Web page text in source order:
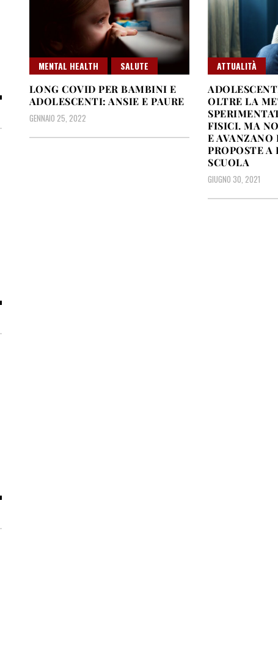
MENTAL HEALTH
SALUTE
LONG COVID PER BAMBINI E
ADOLESCENTI: ANSIE E PAURE
GENNAIO 25, 2022
ATTUALITÀ
OLTRE LA
FISICI. MA
E AVANZANO
PROPOSTE
SCUOLA
GIUGNO 30, 2021